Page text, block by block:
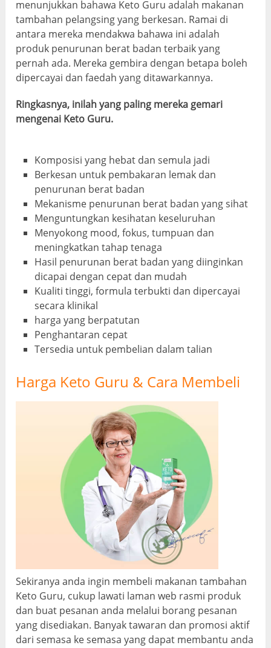
menunjukkan bahawa Keto Guru adalah makanan
tambahan pelangsing yang berkesan. Ramai di
antara mereka mendakwa bahawa ini adalah
produk penurunan berat badan terbaik yang
pernah ada. Mereka gembira dengan betapa boleh
dipercayai dan faedah yang ditawarkannya.
Ringkasnya, inilah yang paling mereka gemari
mengenai Keto Guru.
Komposisi yang hebat dan semula jadi
Berkesan untuk pembakaran lemak dan
penurunan berat badan
Mekanisme penurunan berat badan yang sihat
Menguntungkan kesihatan keseluruhan
Menyokong mood, fokus, tumpuan dan
meningkatkan tahap tenaga
Hasil penurunan berat badan yang diinginkan
dicapai dengan cepat dan mudah
Kualiti tinggi, formula terbukti dan dipercayai
secara klinikal
harga yang berpatutan
Penghantaran cepat
Tersedia untuk pembelian dalam talian
Harga Keto Guru & Cara Membeli
Sekiranya anda ingin membeli makanan tambahan
Keto Guru, cukup lawati laman web rasmi produk
dan buat pesanan anda melalui borang pesanan
yang disediakan. Banyak tawaran dan promosi aktif
dari semasa ke semasa yang dapat membantu anda